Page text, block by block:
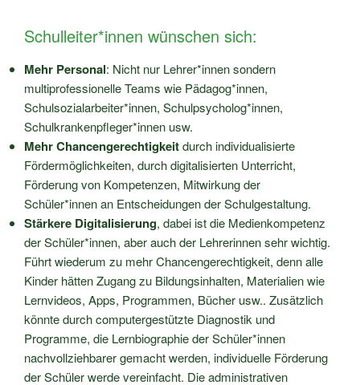
Schulleiter*innen wünschen sich:
Mehr Personal: Nicht nur Lehrer*innen sondern
multiprofessionelle Teams wie Pädagog*innen,
Schulsozialarbeiter*innen, Schulpsycholog*innen,
Schulkrankenpfleger*innen usw.
Mehr Chancengerechtigkeitdurch individualisierte
Fördermöglichkeiten, durch digitalisierten Unterricht,
Förderung von Kompetenzen, Mitwirkung der
Schüler*innen an Entscheidungen der Schulgestaltung.
Stärkere Digitalisierung, dabei ist die Medienkompetenz
der Schüler*innen, aber auch der Lehrerinnen sehr wichtig.
Führt wiederum zu mehr Chancengerechtigkeit, denn alle
Kinder hätten Zugang zu Bildungsinhalten, Materialien wie
Lernvideos, Apps, Programmen, Bücher usw.. Zusätzlich
könnte durch computergestützte Diagnostik und
Programme, die Lernbiographie der Schüler*innen
nachvollziehbarer gemacht werden, individuelle Förderung
der Schüler werde vereinfacht. Die administrativen